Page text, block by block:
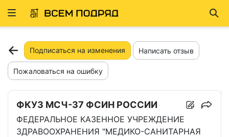
Развернуть
Подписаться на изменения Написать отзыв
Пожаловаться на ошибку
ФКУЗ МСЧ-37 ФСИН РОССИИ
ФЕДЕРАЛЬНОЕ КАЗЕННОЕ УЧРЕЖДЕНИЕ
ЗДРАВООХРАНЕНИЯ "МЕДИКО-САНИТАРНАЯ